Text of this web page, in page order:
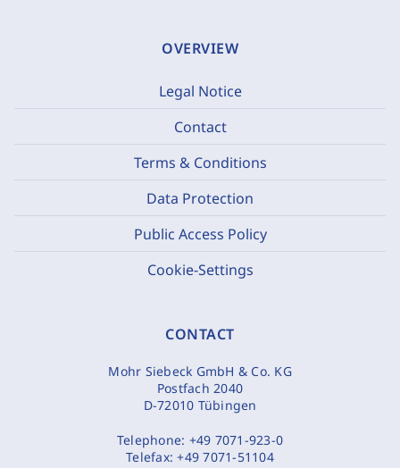
OVERVIEW
Legal Notice
Contact
Terms & Conditions
Data Protection
Public Access Policy
Cookie-Settings
CONTACT
Mohr Siebeck GmbH & Co. KG
Postfach 2040
D-72010 Tübingen
Telephone: +49 7071-923-0
Telefax:+49 7071-51104